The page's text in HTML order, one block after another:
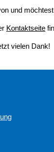
und
Kontaktseite
vielen Dank!